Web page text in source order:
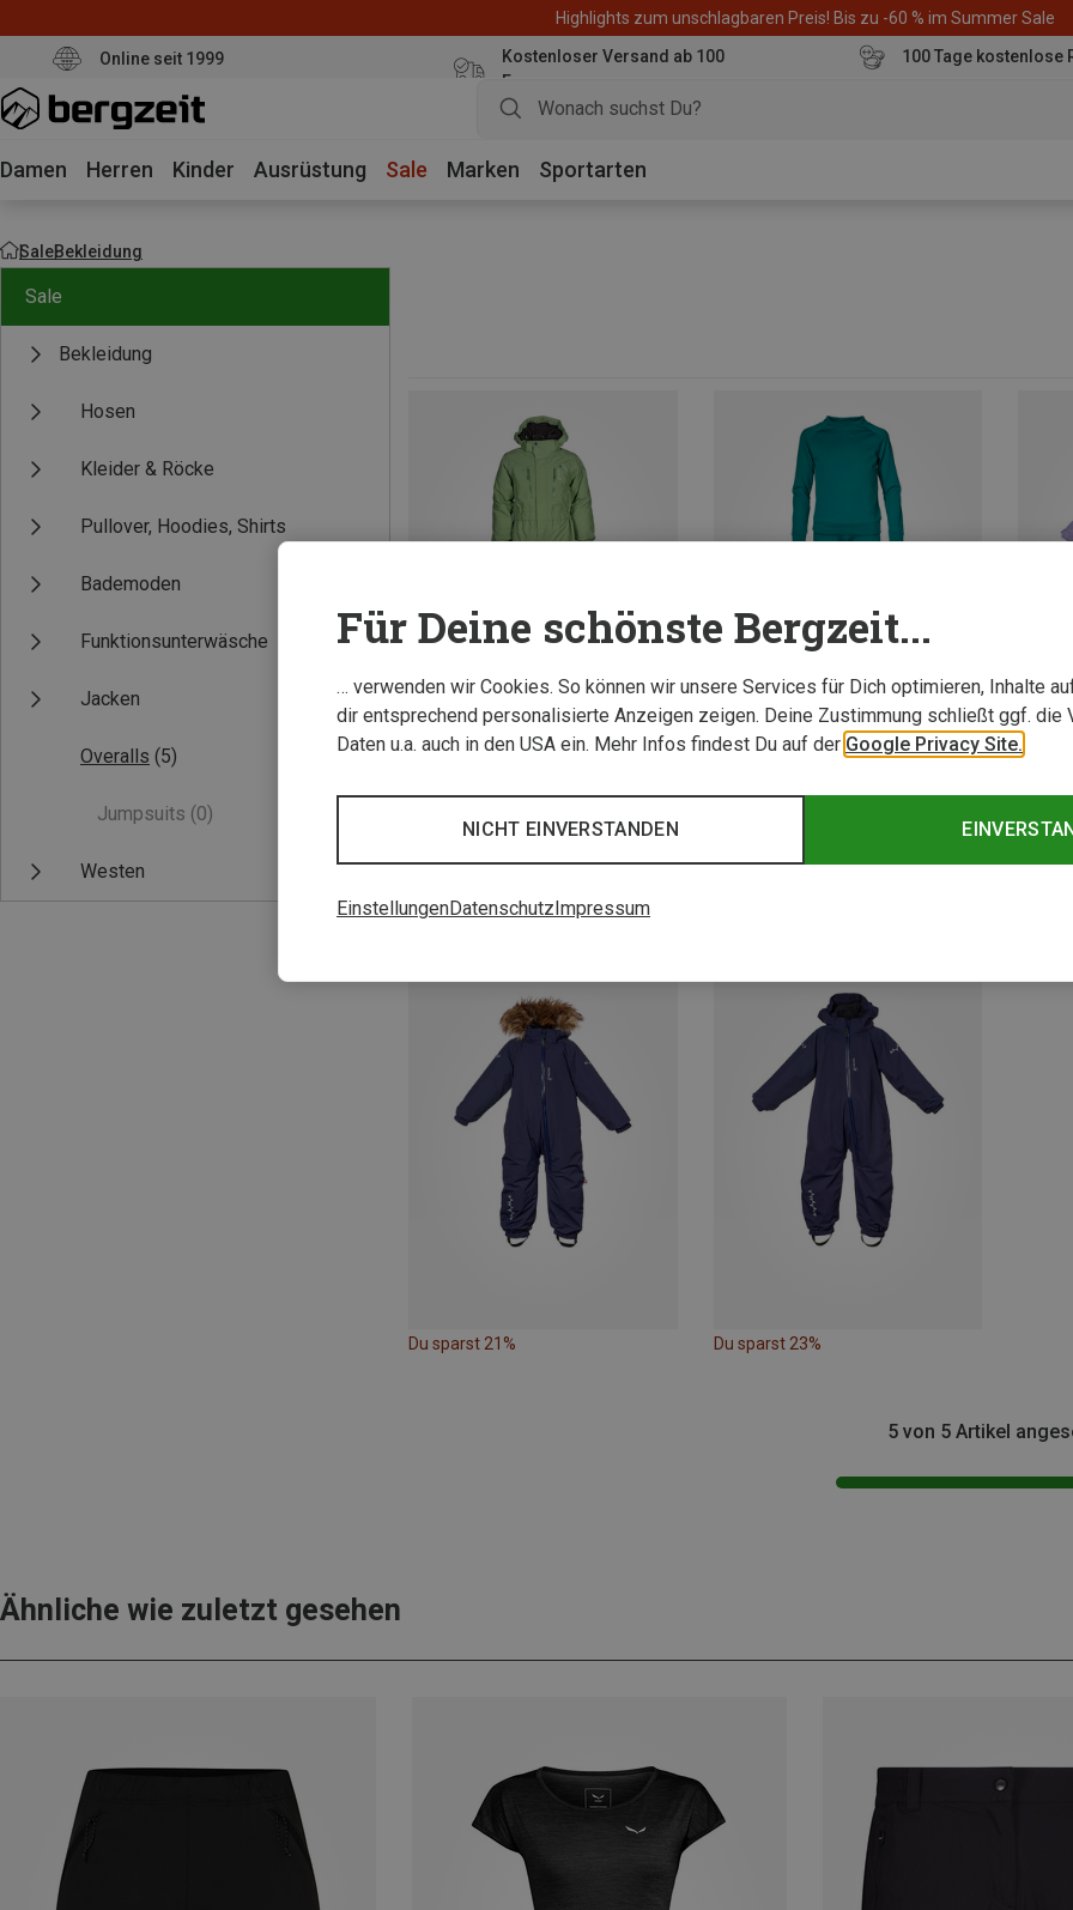
Highlights zum unschlagbaren Preis! Bis zu -60 % im Summer Sale
Online seit 1999
Kostenloser Versand ab 100
Euro
100 Tage kostenlose
Damen Herren Kinder Ausrüstung Sale Marken Sportarten
SaleBekleidung
Sale
Bekleidung
Hosen
Kleider & Röcke
Pullover, Hoodies, Shirts
Bademoden
Funktionsunterwäsche
Jacken
Overalls (5)
Jumpsuits (0)
Westen
Du sparst 21% Du sparst 23%
5 von 5 Artikel
Ähnliche wie zuletzt gesehen
Für Deine schönste Bergzeit...
… verwenden wir Cookies. So können wir unsere Services für Dich optimieren, Inhalte
dir entsprechend personalisierte Anzeigen zeigen. Deine Zustimmung schließt ggf. die
Daten u.a. auch in den USA ein. Mehr Infos findest Du auf der Google Privacy Site.
NICHT EINVERSTANDEN
EinstellungenDatenschutz Impressum